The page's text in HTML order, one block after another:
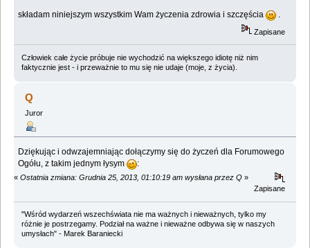
składam niniejszym wszystkim Wam życzenia zdrowia i szczęścia .
Zapisane
Człowiek całe życie próbuje nie wychodzić na większego idiotę niż nim
faktycznie jest - i przeważnie to mu się nie udaje (moje, z życia).
Q
Juror
Dziękując i odwzajemniając dołączymy się do życzeń dla Forumowego
Ogółu, z takim jednym łysym
:
« Ostatnia zmiana: Grudnia 25, 2013, 01:10:19 am wysłana przez Q »
Zapisane
"Wśród wydarzeń wszechświata nie ma ważnych i nieważnych, tylko my
różnie je postrzegamy. Podział na ważne i nieważne odbywa się w naszych
umysłach" - Marek Baraniecki